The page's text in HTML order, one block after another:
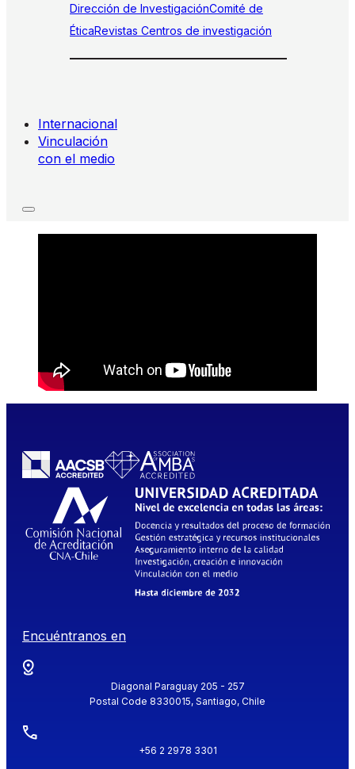
Dirección de InvestigaciónComité de
ÉticaRevistas Centros de investigación
Internacional
Vinculación
con el medio
Encuéntranos en
Diagonal Paraguay 205 - 257
Postal Code 8330015, Santiago, Chile
+56 2 2978 3301